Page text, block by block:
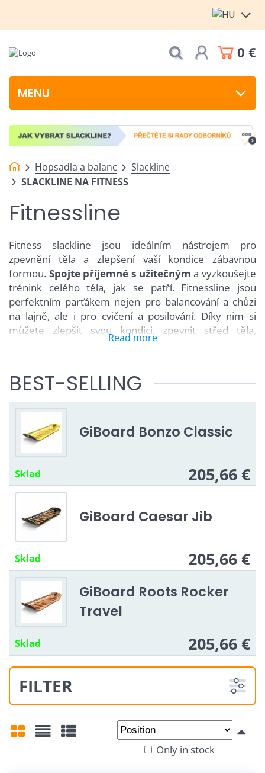
0 €
MENU
Hopsadla a balanc
Slackline
SLACKLINE NA FITNESS
Fitnessline
Fitness slackline jsou ideálním nástrojem pro
zpevnění těla a zlepšení vaší kondice zábavnou
formou. Spojte příjemné s užitečným a vyzkoušejte
trénink celého těla, jak se patří. Fitnessline jsou
perfektním parťákem nejen pro balancování a chůzi
na lajně, ale i pro cvičení a posilování. Díky nim si
můžete zlepšit svou kondici, zpevnit střed těla,
zdokonalit koordinaci pohybů i rovnováhu a ještě k
Dostaňte se do formy s pomocí účinných a efektivních
Read more
BEST-SELLING
GiBoard Bonzo Classic
Sklad 205,66 €
GiBoard Caesar Jib
Sklad 205,66 €
GiBoard Roots Rocker
Travel
Sklad 205,66 €
FILTER
To: Only in stock